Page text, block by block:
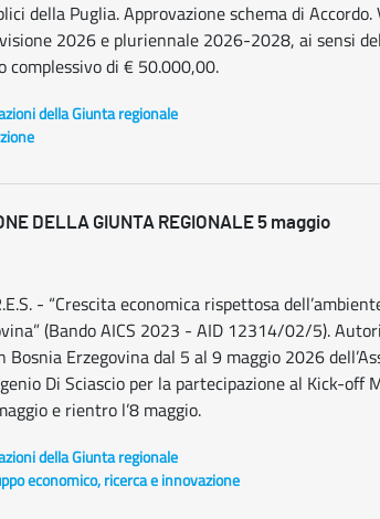
della Puglia. Approvazione schema di
2026 e pluriennale 2026-2028, ai sensi
complessivo di € 50.000,00.
della Giunta regionale
DELLA GIUNTA REGIONALE 5 maggio
- “Crescita economica rispettosa
(Bando AICS 2023 - AID 12314/02/5).
Erzegovina dal 5 al 9 maggio 2026
Di Sciascio per la partecipazione al Kick-off
e rientro l’8 maggio.
della Giunta regionale
economico, ricerca e innovazione